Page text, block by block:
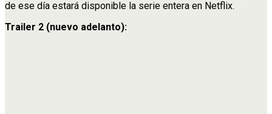
de ese día estará disponible la serie entera en Netflix.
Trailer 2 (nuevo adelanto):